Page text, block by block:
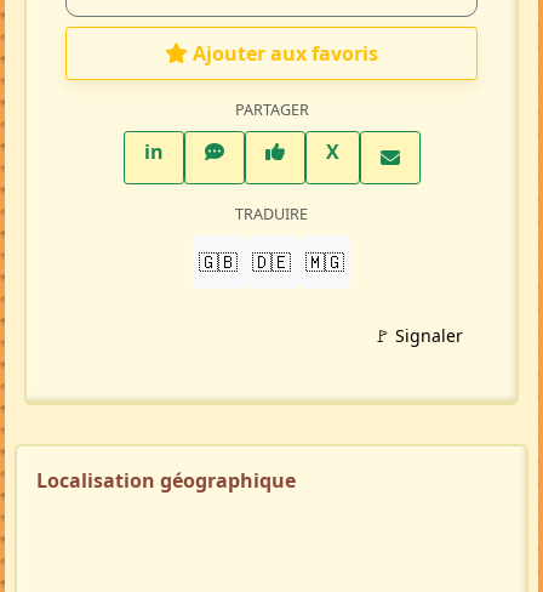
Ajouter aux favoris
PARTAGER
inLinkedInWhatsAppFacebook
XTwitter X
TRADUIRE
🇬🇧 🇩🇪 🇲🇬
🚩 Signaler
Localisation géographique